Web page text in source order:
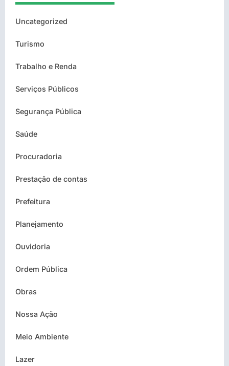
Uncategorized
Turismo
Trabalho e Renda
Serviços Públicos
Segurança Pública
Saúde
Procuradoria
Prestação de contas
Prefeitura
Planejamento
Ouvidoria
Ordem Pública
Obras
Nossa Ação
Meio Ambiente
Lazer